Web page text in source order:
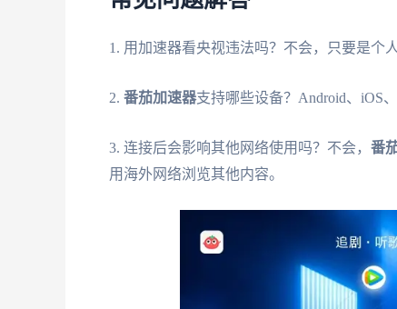
1. 用加速器看央视违法吗？不会，只要是个
2. 番茄加速器支持哪些设备？Android、iOS
3. 连接后会影响其他网络使用吗？不会， 番
用海外网络浏览其他内容。